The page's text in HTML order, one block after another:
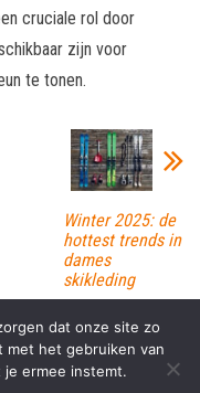
cruciale rol door
zijn voor
te tonen.
Winter 2025: de
hottest trends in
dames
skikleding
Envo Magazine
dat onze site zo
met het gebruiken van
ermee instemt.